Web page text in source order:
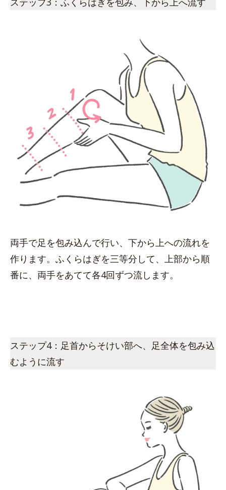
両手で足を包み込んで行い、下から上への流れを
作ります。ふくらはぎを三等分して、上部から順
番に、両手をあてて各4回ずつ流します。
ステップ4：足首からそけい部へ、足全体を包み込
むように流す